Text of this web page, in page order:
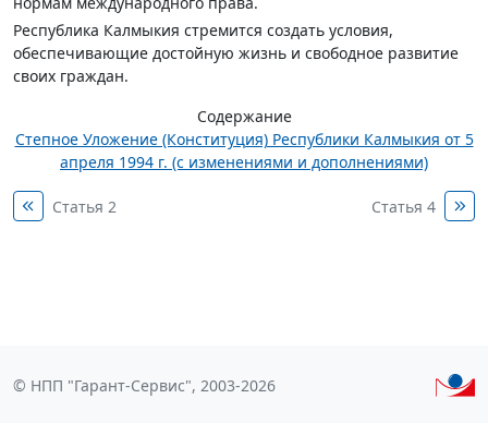
Республика Калмыкия стремится создать условия,
обеспечивающие достойную жизнь и свободное развитие
своих граждан.
Содержание
Степное Уложение (Конституция) Республики Калмыкия от 5
апреля 1994 г. (с изменениями и дополнениями)
Статья 2 Статья 4
© НПП "Гарант-Сервис", 2003-2026